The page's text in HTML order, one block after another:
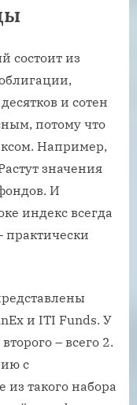
состоит из
и сотен
потому что
Например,
значения
И
индекс всегда
практически
и ITI Funds. У
– всего 2.
с
такого набора